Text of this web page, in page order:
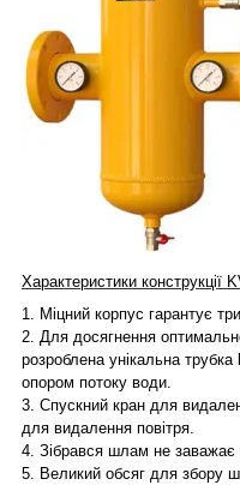
Характеристики конструкції
1. Міцний корпус гарантує
2. Для досягнення
розроблена унікальна трубка
опором потоку води.
3. Спускний кран для
для видалення повітря.
4. Зібрався шлам не заважає
5. Великий обсяг для збору